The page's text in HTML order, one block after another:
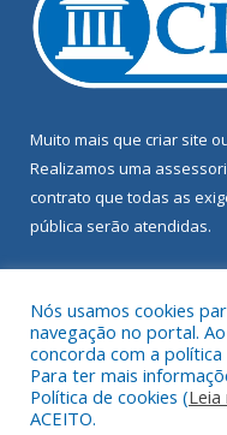
Muito mais que criar site
Realizamos uma
contrato que todas as
pública serão atendidas.
Todos os direitos
Nós usamos cookies
navegação no portal.
concorda com a
Para ter mais
Política de cookies (Leia
ACEITO.